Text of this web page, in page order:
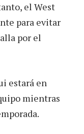
el West
para evitar
por el
estará en
mientras